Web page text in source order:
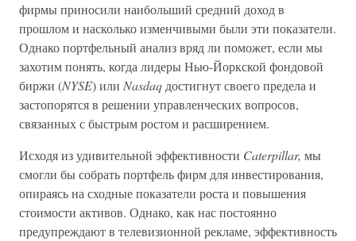
фирмы приносили наибольший средний доход в
прошлом и насколько изменчивыми были эти показатели.
Однако портфельный анализ вряд ли поможет, если мы
захотим понять, когда лидеры Нью-Йоркской фондовой
биржи (NYSE) или Nasdaq достигнут своего предела и
застопорятся в решении управленческих вопросов,
связанных с быстрым ростом и расширением.
Исходя из удивительной эффективности Caterpillar, мы
смогли бы собрать портфель фирм для инвестирования,
опираясь на сходные показатели роста и повышения
стоимости активов. Однако, как нас постоянно
предупреждают в телевизионной рекламе, эффективность